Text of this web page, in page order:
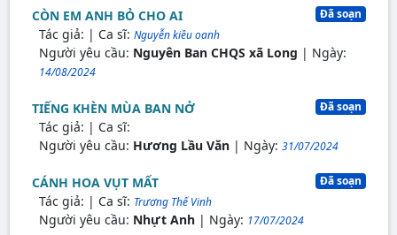
CÒN EM ANH BỎ CHO AI Đã soạn
Tác giả: | Ca sĩ: Nguyễn kiều oanh
Người yêu cầu: Nguyên Ban CHQS xã Long | Ngày:
14/08/2024
TIẾNG KHÈN MÙA BAN NỞ Đã soạn
Tác giả: | Ca sĩ:
Người yêu cầu: Hương Lầu Văn| Ngày: 31/07/2024
CÁNH HOA VỤT MẤT Đã soạn
Tác giả: | Ca sĩ: Trương Thế Vinh
Người yêu cầu: Nhựt Anh| Ngày: 17/07/2024